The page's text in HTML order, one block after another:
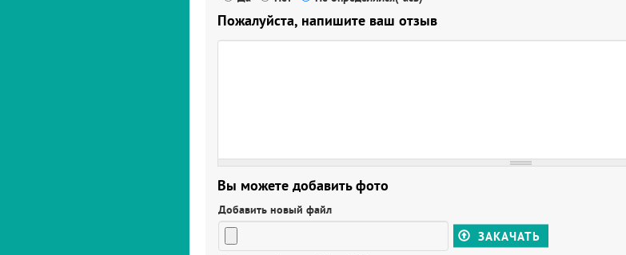
Пожалуйста, напишите ваш отзыв
Вы можете добавить фото
Добавить новый файл
ЗАКАЧАТЬ